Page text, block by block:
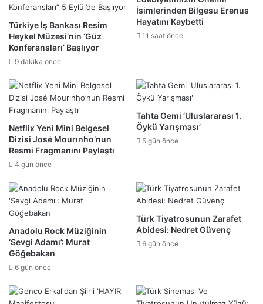
Türkiye İş Bankası Resim
Heykel Müzesi’nin ‘Güz
Konferansları’ Başlıyor
9 dakika önce
İsimlerinden Bilgesu Erenus
Hayatını Kaybetti
11 saat önce
Netflix Yeni Mini Belgesel
Dizisi José Mourınho’nun
Resmi Fragmanını Paylaştı
4 gün önce
Tahta Gemi ‘Uluslararası 1.
Öykü Yarışması’
5 gün önce
Anadolu Rock Müziğinin
‘Sevgi Adamı’: Murat
Göğebakan
6 gün önce
Türk Tiyatrosunun Zarafet
Abidesi: Nedret Güvenç
6 gün önce